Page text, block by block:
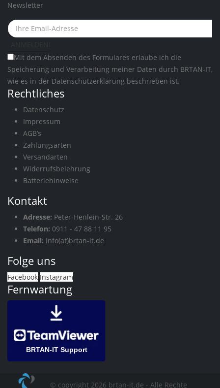
Newsletter
Mit dem Absenden des Formulares erlaube ich die
Speicherung und Verarbeitung meiner Daten durch BRTAN-IT,
wie es in der Datenschutzerklärung beschrieben ist.
Rechtliches
Datenschutz
Impressum
AGB’s
Zahlungsarten
Versandarten
Widerrufsbelehrung
Batteriehinweise
Kontakt
Adresse: Peter-Henlein-Str. 26
Telefon: 0911 - 47 88 11 95
Email: info(at)brtan-it.de
Folge uns
Facebook Instagram
Fernwartung
BRTAN-IT Support
© copyright 2026 brtan-it.de - Alle Rechte